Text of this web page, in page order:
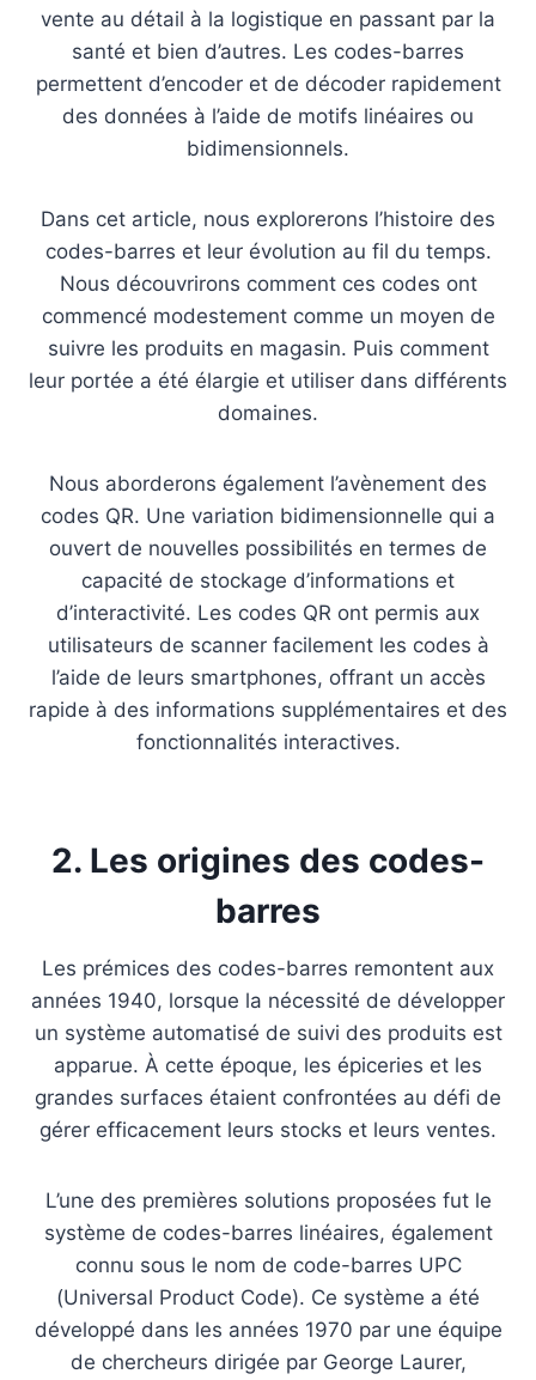
vente au détail à la logistique en passant par la
santé et bien d’autres. Les codes-barres
permettent d’encoder et de décoder rapidement
des données à l’aide de motifs linéaires ou
bidimensionnels.
Dans cet article, nous explorerons l’histoire des
codes-barres et leur évolution au fil du temps.
Nous découvrirons comment ces codes ont
commencé modestement comme un moyen de
suivre les produits en magasin. Puis comment
leur portée a été élargie et utiliser dans différents
domaines.
Nous aborderons également l’avènement des
codes QR. Une variation bidimensionnelle qui a
ouvert de nouvelles possibilités en termes de
capacité de stockage d’informations et
d’interactivité. Les codes QR ont permis aux
utilisateurs de scanner facilement les codes à
l’aide de leurs smartphones, offrant un accès
rapide à des informations supplémentaires et des
fonctionnalités interactives.
2. Les origines des codes-
barres
Les prémices des codes-barres remontent aux
années 1940, lorsque la nécessité de développer
un système automatisé de suivi des produits est
apparue. À cette époque, les épiceries et les
grandes surfaces étaient confrontées au défi de
gérer efficacement leurs stocks et leurs ventes.
L’une des premières solutions proposées fut le
système de codes-barres linéaires, également
connu sous le nom de code-barres UPC
(Universal Product Code). Ce système a été
développé dans les années 1970 par une équipe
de chercheurs dirigée par George Laurer,